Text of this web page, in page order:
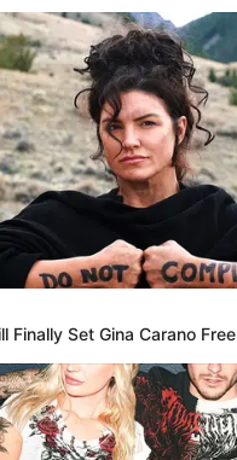
Finally Set Gina Carano Free